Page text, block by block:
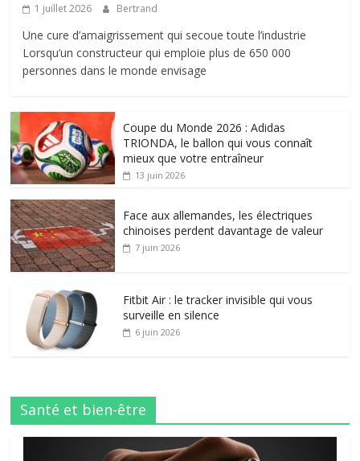
1 juillet 2026 Bertrand
Une cure d’amaigrissement qui secoue toute l’industrie
Lorsqu’un constructeur qui emploie plus de 650 000
personnes dans le monde envisage
Coupe du Monde 2026 : Adidas
TRIONDA, le ballon qui vous connaît
mieux que votre entraîneur
13 juin 2026
Face aux allemandes, les électriques
chinoises perdent davantage de valeur
7 juin 2026
Fitbit Air : le tracker invisible qui vous
surveille en silence
6 juin 2026
Santé et bien-être